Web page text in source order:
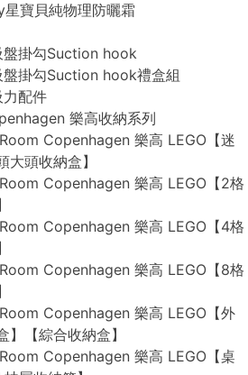
寶貝純物理防曬霜
盤掛勾Suction hook
掛勾Suction hook禮盒組
配件
樂高收納系列
Copenhagen 樂高 LEGO【迷
大頭收納盒】
Copenhagen 樂高 LEGO【2格
Copenhagen 樂高 LEGO【4格
Copenhagen 樂高 LEGO【8格
Copenhagen 樂高 LEGO【外
】【綜合收納盒】
Copenhagen 樂高 LEGO【桌